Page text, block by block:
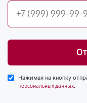
Нажимая на кнопку
персональных данных.